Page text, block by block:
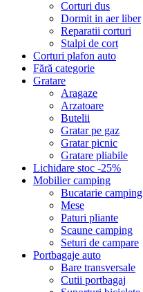
Corturi dus
Dormit in aer liber
Reparatii corturi
Stalpi de cort
Corturi plafon auto
Fără categorie
Gratare
Aragaze
Arzatoare
Butelii
Gratar pe gaz
Gratar picnic
Gratare pliabile
Lichidare stoc -25%
Mobilier camping
Bucatarie camping
Mese
Paturi pliante
Scaune camping
Seturi de campare
Portbagaje auto
Bare transversale
Cutii portbagaj